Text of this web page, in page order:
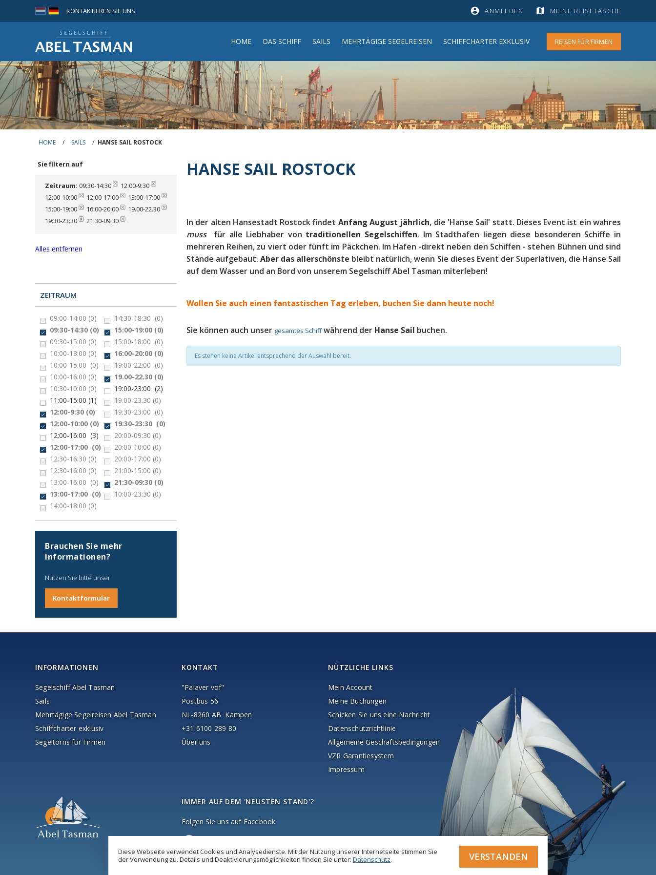
account_circle ANMELDEN map MEINE REISETASCHE
KONTAKTIEREN SIE UNS
REISEN FÜR FIRMEN
HOME DAS SCHIFF SAILS MEHRTÄGIGE SEGELREISEN SCHIFFCHARTER EXKLUSIV
HOME / SAILS / HANSE SAIL ROSTOCK
Sie filtern auf
Zeitraum: 09:30-14:30
12:00-9:30
12:00-10:00
12:00-17:00
13:00-17:00
15:00-19:00
16:00-20:00
19.00-22.30
19:30-23:30
21:30-09:30
Alles entfernen
ZEITRAUM
09:00-14:00 (0)
09:30-14:30 (0)
09:30-15:00 (0)
10:00-13:00 (0)
10:00-15:00 (0)
10:00-16:00 (0)
10:30-10:00 (0)
11:00-15:00 (1)
12:00-9:30 (0)
12:00-10:00 (0)
12:00-16:00 (3)
12:00-17:00 (0)
12:30-16:30 (0)
12:30-16:00 (0)
13:00-16:00 (0)
13:00-17:00 (0)
14:00-18:00 (0)
14:30-18:30 (0)
15:00-19:00 (0)
15:00-18:00 (0)
16:00-20:00 (0)
19:00-22:00 (0)
19.00-22.30 (0)
19:00-23:00(2)
19.00-23.30 (0)
19:30-23:00 (0)
19:30-23:30 (0)
20:00-09:30 (0)
20:00-10:00 (0)
20:00-17:00 (0)
21:00-15:00 (0)
21:30-09:30 (0)
10:00-23:30 (0)
HANSE SAIL ROSTOCK
In der alten Hansestadt Rostock findet Anfang August jährlich, die 'Hanse Sail' statt. Dieses Event ist ein wahres
muss
für alle Liebhaber von traditionellen Segelschiffen. Im Stadthafen liegen diese besonderen Schiffe in
mehreren Reihen, zu viert oder fünft im Päckchen. Im Hafen -direkt neben den Schiffen - stehen Bühnen und sind
Stände aufgebaut.Aber das allerschönste bleibt natürlich, wenn Sie dieses Event der Superlativen, die Hanse Sail
auf dem Wasser und an Bord von unserem Segelschiff Abel Tasman miterleben!
Wollen Sie auch einen fantastischen Tag erleben, buchen Sie dann heute noch!
Sie können auch unser gesamtes Schiffwährend der Hanse Sail buchen.
Es stehen keine Artikel entsprechend der Auswahl bereit.
Brauchen Sie mehr
Informationen?
Nutzen Sie bitte unser
Kontaktformular
INFORMATIONEN
Segelschiff Abel Tasman
Sails
Mehrtägige Segelreisen Abel Tasman
Schiffcharter exklusiv
Segeltörns für Firmen
KONTAKT
"Palaver vof"
Postbus 56
NL-8260 AB Kampen
+31 6100 289 80
Über uns
NÜTZLICHE LINKS
Mein Account
Meine Buchungen
Schicken Sie uns eine Nachricht
Datenschutzrichtlinie
Allgemeine Geschäftsbedingungen
VZR Garantiesystem
Impressum
IMMER AUF DEM 'NEUSTEN STAND'?
Folgen Sie uns auf Facebook
Diese Webseite verwendet Cookies und Analysedienste. Mit der Nutzung unserer Internetseite stimmen Sie
der Verwendung zu. Details und Deaktivierungsmöglichkeiten finden Sie unter: Datenschutz. VERSTANDEN